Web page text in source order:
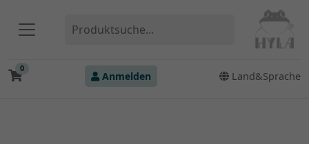
0
Anmelden Land&Sprache